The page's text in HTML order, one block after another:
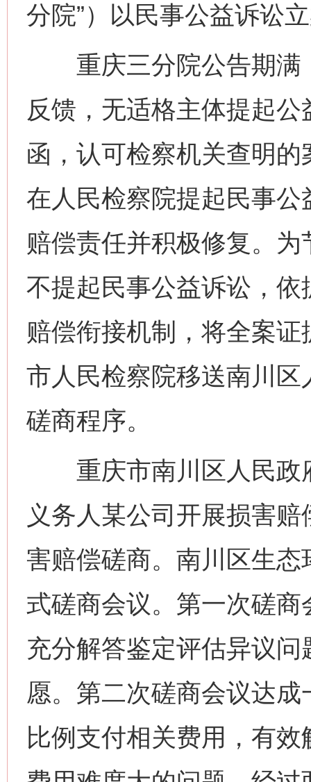
分院”）以民事公益诉讼
重庆三分院公告期满
反馈，无适格主体提起
函，认可检察机关查明
在人民检察院提起民事
赔偿责任并积极修复。
不提起民事公益诉讼，
赔偿衔接机制，将全案
市人民检察院移送南川
磋商程序。
重庆市南川区人民政
义务人某公司开展损害
害赔偿磋商。南川区生
式磋商会议。第一次磋
充分解答鉴定评估异议
愿。第二次磋商会议达
比例支付相关费用，有